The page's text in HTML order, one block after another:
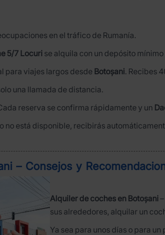
en el tráfico de Rumanía.
5/7 Locuri se alquila con un depósito mínimo
para viajes largos desde Botoșani. Recibes
una llamada de distancia.
reserva se confirma rápidamente y un
no está disponible, recibirás
– Consejos y
Alquiler de coches en Botoșani
sus alrededores, alquilar un
Ya sea para unos días o para